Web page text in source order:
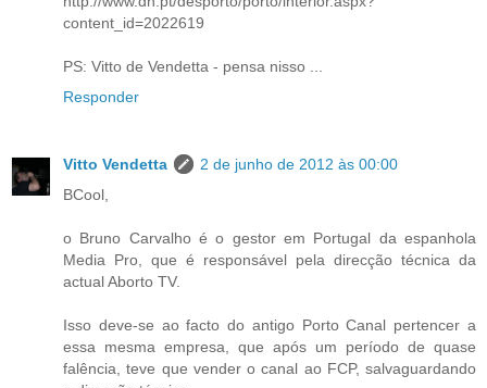
content_id=2022619
PS: Vitto de Vendetta - pensa nisso ...
Responder
Vitto Vendetta
2 de junho de 2012 às 00:00
BCool,
o Bruno Carvalho é o gestor em Portugal da espanhola
Media Pro, que é responsável pela direcção técnica da
actual Aborto TV.
Isso deve-se ao facto do antigo Porto Canal pertencer a
essa mesma empresa, que após um período de quase
falência, teve que vender o canal ao FCP, salvaguardando